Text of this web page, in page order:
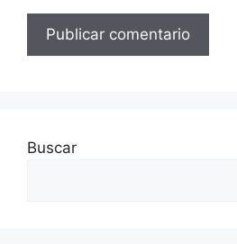
Buscar